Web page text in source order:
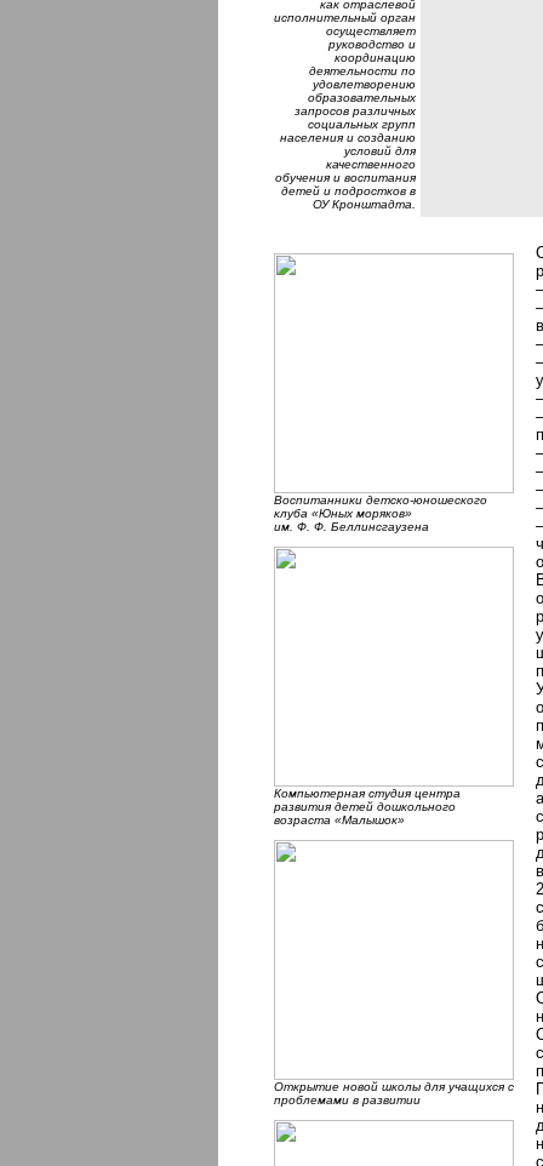
как отраслевой
исполнительный орган
осуществляет
руководство и
координацию
деятельности по
удовлетворению
образовательных
запросов различных
социальных групп
населения и созданию
условий для
качественного
обучения и воспитания
детей и подростков в
ОУ Кронштадта.
Воспитанники детско-юношеского
клуба «Юных моряков»
им. Ф. Ф. Беллинсгаузена
Компьютерная студия центра
развития детей дошкольного
возраста «Малышок»
Открытие новой школы для учащихся с
проблемами в развитии